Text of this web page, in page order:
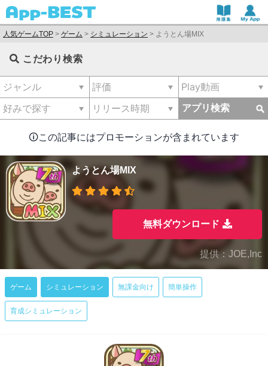
人気ゲームTOP > ゲーム > シミュレーション > ようとん場MIX
こだわり検索
アプリ検索
🛈この記事にはプロモーションが含まれています
ようとん場MIX
無料ダウンロード
提供：JOE,Inc
ゲーム シミュレーション 無課金向け 簡単操作
育成シミュレーション